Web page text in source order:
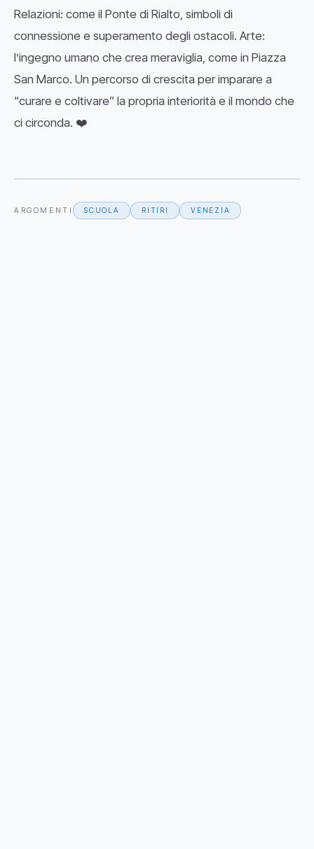
Relazioni: come il Ponte di Rialto, simboli di
connessione e superamento degli ostacoli. Arte:
l’ingegno umano che crea meraviglia, come in Piazza
San Marco. Un percorso di crescita per imparare a
“curare e coltivare” la propria interiorità e il mondo che
ci circonda. ❤️
ARGOMENTI SCUOLA RITIRI VENEZIA